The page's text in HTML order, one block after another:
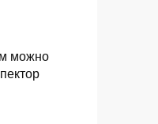
можно